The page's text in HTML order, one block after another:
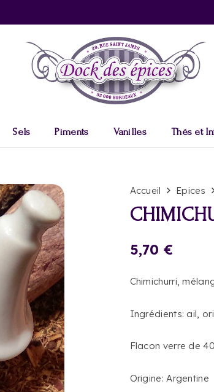
Sels Piments Vanilles Thés et
Accueil Epices
5,70 €
Chimichurri,
Ingrédients: ail,
Flacon verre de
Origine: Argentine